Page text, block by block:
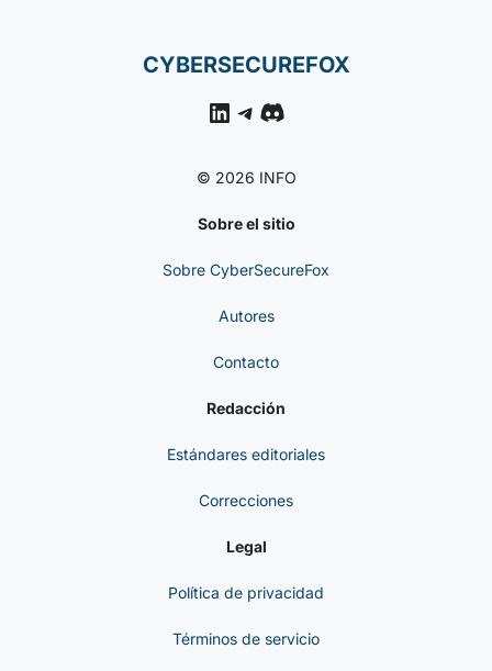
CYBERSECUREFOX
LinkedIn
Telegram
Discord
© 2026 INFO
Sobre el sitio
Sobre CyberSecureFox
Autores
Contacto
Redacción
Estándares editoriales
Correcciones
Legal
Política de privacidad
Términos de servicio